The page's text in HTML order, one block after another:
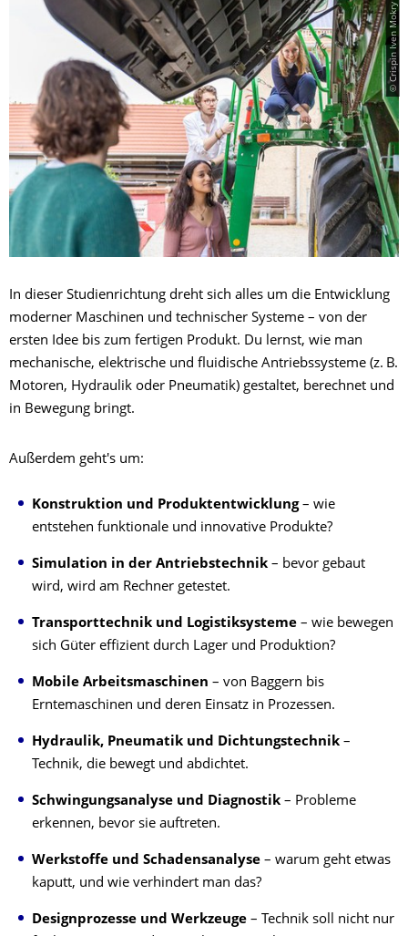
© Crispin Iven Mokry
In dieser Studienrichtung dreht sich alles um die Entwicklung
moderner Maschinen und technischer Systeme – von der
ersten Idee bis zum fertigen Produkt. Du lernst, wie man
mechanische, elektrische und fluidische Antriebssysteme (z. B.
Motoren, Hydraulik oder Pneumatik) gestaltet, berechnet und
in Bewegung bringt.
Außerdem geht's um:
Konstruktion und Produktentwicklung– wie
entstehen funktionale und innovative Produkte?
Simulation in der Antriebstechnik – bevor gebaut
wird, wird am Rechner getestet.
Transporttechnik und Logistiksysteme – wie bewegen
sich Güter effizient durch Lager und Produktion?
Mobile Arbeitsmaschinen – von Baggern bis
Erntemaschinen und deren Einsatz in Prozessen.
Hydraulik, Pneumatik und Dichtungstechnik –
Technik, die bewegt und abdichtet.
Schwingungsanalyse und Diagnostik – Probleme
erkennen, bevor sie auftreten.
Werkstoffe und Schadensanalyse – warum geht etwas
kaputt, und wie verhindert man das?
Designprozesse und Werkzeuge – Technik soll nicht nur